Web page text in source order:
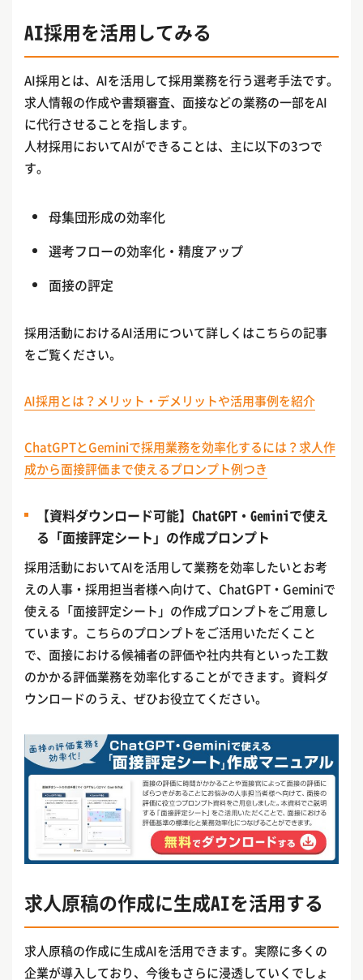
AI採用を活用してみる
AI採用とは、AIを活用して採用業務を行う選考手法です。
求人情報の作成や書類審査、面接などの業務の一部をAI
に代行させることを指します。
人材採用においてAIができることは、主に以下の3つで
す。
母集団形成の効率化
選考フローの効率化・精度アップ
面接の評定
採用活動におけるAI活用について詳しくはこちらの記事
をご覧ください。
AI採用とは？メリット・デメリットや活用事例を紹介
ChatGPTとGeminiで採用業務を効率化するには？求人作
成から面接評価まで使えるプロンプト例つき
【資料ダウンロード可能】ChatGPT・Geminiで使え
る「面接評定シート」の作成プロンプト
採用活動においてAIを活用して業務を効率したいとお考
えの人事・採用担当者様へ向けて、ChatGPT・Geminiで
使える「面接評定シート」の作成プロンプトをご用意し
ています。こちらのプロンプトをご活用いただくこと
で、面接における候補者の評価や社内共有といった工数
のかかる評価業務を効率化することができます。資料ダ
ウンロードのうえ、ぜひお役立てください。
求人原稿の作成に生成AIを活用する
求人原稿の作成に生成AIを活用できます。実際に多くの
企業が導入しており、今後もさらに浸透していくでしょ